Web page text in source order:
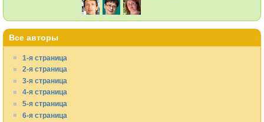
Все авторы
1-я страница
2-я страница
3-я страница
4-я страница
5-я страница
6-я страница